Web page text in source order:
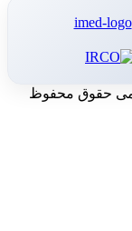
حقوق محفوظ